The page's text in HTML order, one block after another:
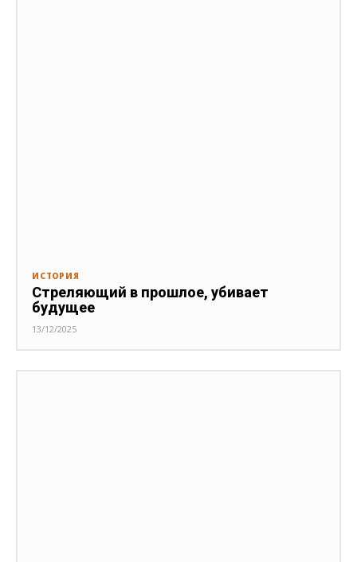
ИСТОРИЯ
Стреляющий в прошлое, убивает
будущее
13/12/2025